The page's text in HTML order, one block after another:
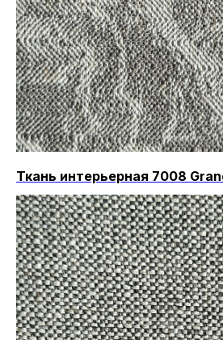
Ткань интерьерная 7008